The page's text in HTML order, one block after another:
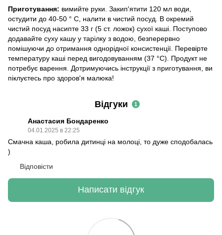
Приготування: вимийте руки. Закип'ятити 120 мл води,
остудити до 40-50 ° C, налити в чистий посуд. В окремий
чистий посуд насипте 33 г (5 ст. ложок) сухої каші. Поступово
додавайте суху кашу у тарілку з водою, безперервно
помішуючи до отримання однорідної консистенції. Перевірте
температуру каші перед вигодовуванням (37 °C). Продукт не
потребує варення. Дотримуючись інструкції з приготування, ви
піклуєтесь про здоров'я малюка!
Відгуки 1
Анастасия Бондаренко
04.01.2025 в 22:25
Смачна каша, робила дитинці на молоці, то дуже сподобалась
)
Відповісти
Написати відгук